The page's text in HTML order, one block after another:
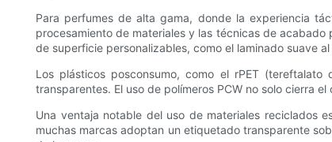
Para perfumes de alta gama, donde la experiencia
procesamiento de materiales y las técnicas de
de superficie personalizables, como el laminado suave
Los plásticos posconsumo, como el rPET
transparentes. El uso de polímeros PCW no solo cierra
Una ventaja notable del uso de materiales reciclados
muchas marcas adoptan un etiquetado transparente